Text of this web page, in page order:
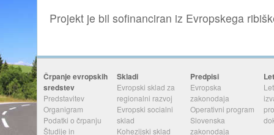
Projekt je bil sofinanciran iz Evropskega
Črpanje evropskih
sredstev
Predstavitev
Organigram
Podatki o črpanju
Študije in
Skladi
Evropski sklad za
regionalni razvoj
Evropski socialni
sklad
Kohezijski sklad
Predpisi
Evropska
zakonodaja
Operativni program
Slovenska
zakonodaja